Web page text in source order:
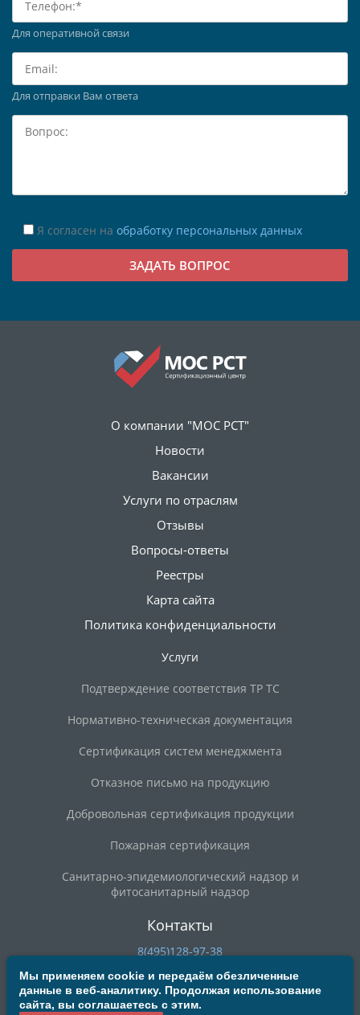
Для оперативной связи
Для отправки Вам ответа
Я согласен на обработку персональных данных
О компании "МОС РСТ"
Новости
Вакансии
Услуги по отраслям
Отзывы
Вопросы-ответы
Реестры
Карта сайта
Политика конфиденциальности
Услуги
Подтверждение соответствия ТР ТС
Нормативно-техническая документация
Сертификация систем менеджмента
Отказное письмо на продукцию
Добровольная сертификация продукции
Пожарная сертификация
Санитарно-эпидемиологический надзор и
фитосанитарный надзор
Контакты
8(495)128-97-38
8(800)200-90-59
deal@mosrst.ru
Мы применяем cookie и передаём обезличенные
данные в веб-аналитику. Продолжая использование
сайта, вы соглашаетесь с этим.